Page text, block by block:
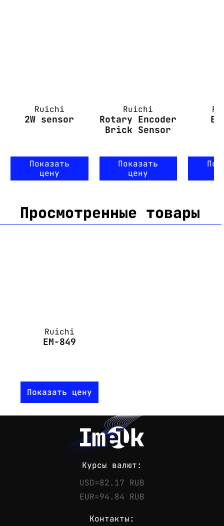
Ruichi
2W sensor
Показать
цену
Ruichi
Rotary Encoder
Brick Sensor
Показать
цену
Просмотренные товары
Ruichi
EM-849
Показать цену
Курсы валют:
USD=82.17 RUB
EUR=94.84 RUB
Контакты: